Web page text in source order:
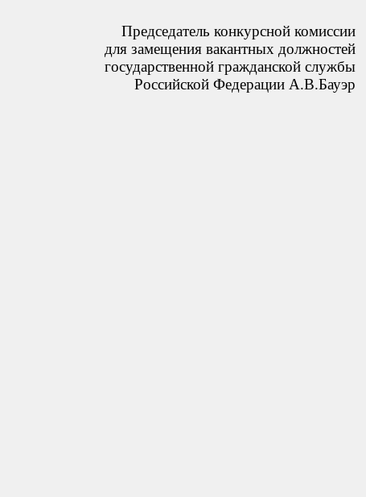
Председатель конкурсной комиссии
для замещения вакантных должностей
государственной гражданской службы
Российской Федерации А.В.Бауэр